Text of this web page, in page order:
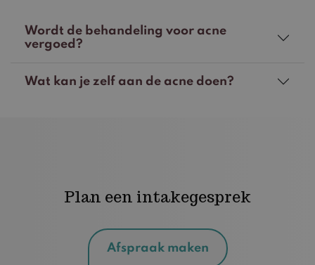
Wordt de behandeling voor acne
vergoed?
Wat kan je zelf aan de acne doen?
Plan een intakegesprek
Afspraak maken